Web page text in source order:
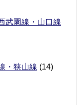
武園線・山口線
・狭山線 (14)